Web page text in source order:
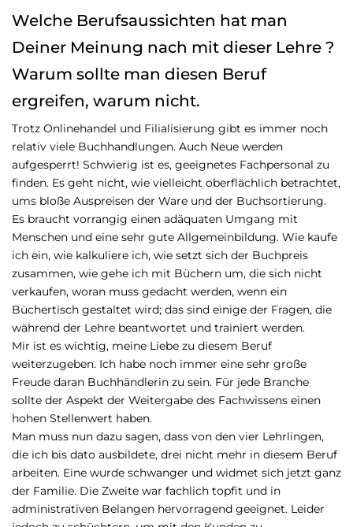
Welche Berufsaussichten hat man
Deiner Meinung nach mit dieser Lehre ?
Warum sollte man diesen Beruf
ergreifen, warum nicht.
Trotz Onlinehandel und Filialisierung gibt es immer noch
relativ viele Buchhandlungen. Auch Neue werden
aufgesperrt! Schwierig ist es, geeignetes Fachpersonal zu
finden. Es geht nicht, wie vielleicht oberflächlich betrachtet,
ums bloße Auspreisen der Ware und der Buchsortierung.
Es braucht vorrangig einen adäquaten Umgang mit
Menschen und eine sehr gute Allgemeinbildung. Wie kaufe
ich ein, wie kalkuliere ich, wie setzt sich der Buchpreis
zusammen, wie gehe ich mit Büchern um, die sich nicht
verkaufen, woran muss gedacht werden, wenn ein
Büchertisch gestaltet wird; das sind einige der Fragen, die
während der Lehre beantwortet und trainiert werden.
Mir ist es wichtig, meine Liebe zu diesem Beruf
weiterzugeben. Ich habe noch immer eine sehr große
Freude daran Buchhändlerin zu sein. Für jede Branche
sollte der Aspekt der Weitergabe des Fachwissens einen
hohen Stellenwert haben.
Man muss nun dazu sagen, dass von den vier Lehrlingen,
die ich bis dato ausbildete, drei nicht mehr in diesem Beruf
arbeiten. Eine wurde schwanger und widmet sich jetzt ganz
der Familie. Die Zweite war fachlich topfit und in
administrativen Belangen hervorragend geeignet. Leider